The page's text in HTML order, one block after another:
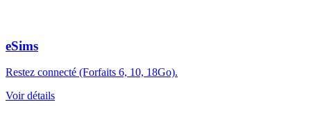
eSims
Restez connecté (Forfaits 6, 10, 18Go).
Voir détails